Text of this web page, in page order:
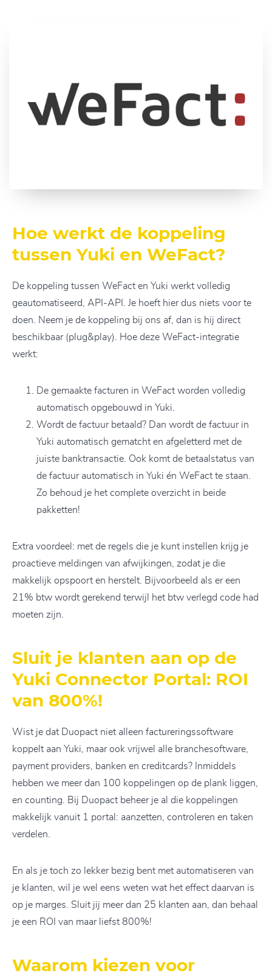
Hoe werkt de koppeling
tussen Yuki en WeFact?
De koppeling tussen WeFact en Yuki werkt volledig
geautomatiseerd, API-API. Je hoeft hier dus niets voor te
doen. Neem je de koppeling bij ons af, dan is hij direct
beschikbaar (plug&play). Hoe deze WeFact-integratie
werkt:
De gemaakte facturen in WeFact worden volledig
automatisch opgebouwd in Yuki.
Wordt de factuur betaald? Dan wordt de factuur in
Yuki automatisch gematcht en afgeletterd met de
juiste banktransactie. Ook komt de betaalstatus van
de factuur automatisch in Yuki én WeFact te staan.
Zo behoud je het complete overzicht in beide
pakketten!
Extra voordeel: met de regels die je kunt instellen krijg je
proactieve meldingen van afwijkingen, zodat je die
makkelijk opspoort en herstelt. Bijvoorbeeld als er een
21% btw wordt gerekend terwijl het btw verlegd code had
moeten zijn.
Sluit je klanten aan op de
Yuki Connector Portal: ROI
van 800%!
Wist je dat Duopact niet alleen factureringssoftware
koppelt aan Yuki, maar ook vrijwel alle branchesoftware,
payment providers, banken en creditcards? Inmiddels
hebben we meer dan 100 koppelingen op de plank liggen,
en counting. Bij Duopact beheer je al die koppelingen
makkelijk vanuit 1 portal: aanzetten, controleren en taken
verdelen.
En als je toch zo lekker bezig bent met automatiseren van
je klanten, wil je wel eens weten wat het effect daarvan is
op je marges. Sluit jij meer dan 25 klanten aan, dan behaal
je een ROI van maar liefst 800%!
Waarom kiezen voor